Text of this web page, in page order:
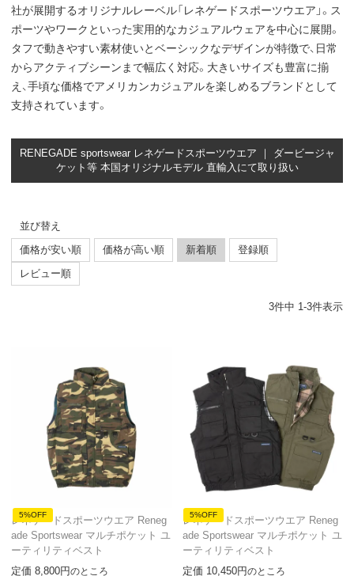
社が展開するオリジナルレーベル「レネゲードスポーツウエア」。ス
ポーツやワークといった実用的なカジュアルウェアを中心に展開。
タフで動きやすい素材使いとベーシックなデザインが特徴で、日常
からアクティブシーンまで幅広く対応。大きいサイズも豊富に揃
え、手頃な価格でアメリカンカジュアルを楽しめるブランドとして
支持されています。
RENEGADE sportswear レネゲードスポーツウエア ｜ ダービージャ
ケット等 本国オリジナルモデル 直輸入にて取り扱い
並び替え
価格が安い順
価格が高い順 新着順
登録順
レビュー順
3件中 1-3件表示
5%OFF
レネゲードスポーツウエア Reneg
ade Sportswear マルチポケット ユ
ーティリティベスト
定価 8,800 のところ
5%OFF
レネゲードスポーツウエア Reneg
ade Sportswear マルチポケット ユ
ーティリティベスト
定価 10,450 のところ